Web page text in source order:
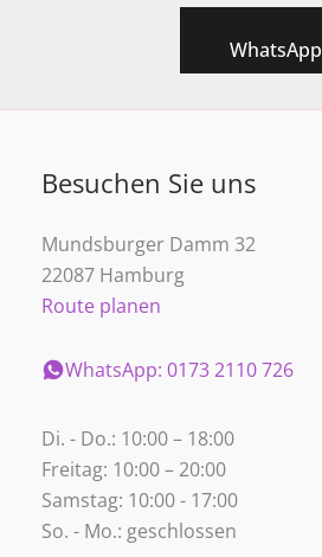
WhatsApp
Besuchen Sie uns
Mundsburger Damm 32
22087 Hamburg
Route planen
WhatsApp: 0173 2110 726
Di. - Do.: 10:00 – 18:00
Freitag: 10:00 – 20:00
Samstag: 10:00 - 17:00
So. - Mo.: geschlossen